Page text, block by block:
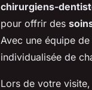
chirurgiens-
pour offrir des
Avec une équipe
individualisée de
Lors de votre